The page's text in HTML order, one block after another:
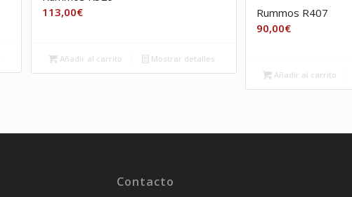
113,00€
Añadir al carrito Mostrar detalles
Rummos R407
90,00€
Añadir al carrito
Contacto